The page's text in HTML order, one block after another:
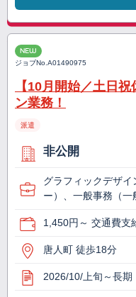
NEW
ジョブNo.A01490975
【10月開始／土日
ン業務！
派遣
非公開
グラフィックデザ
ー）、一般事務（一
1,450円～ 交通費支
唐人町 徒歩18分
2026/10/上旬～長期